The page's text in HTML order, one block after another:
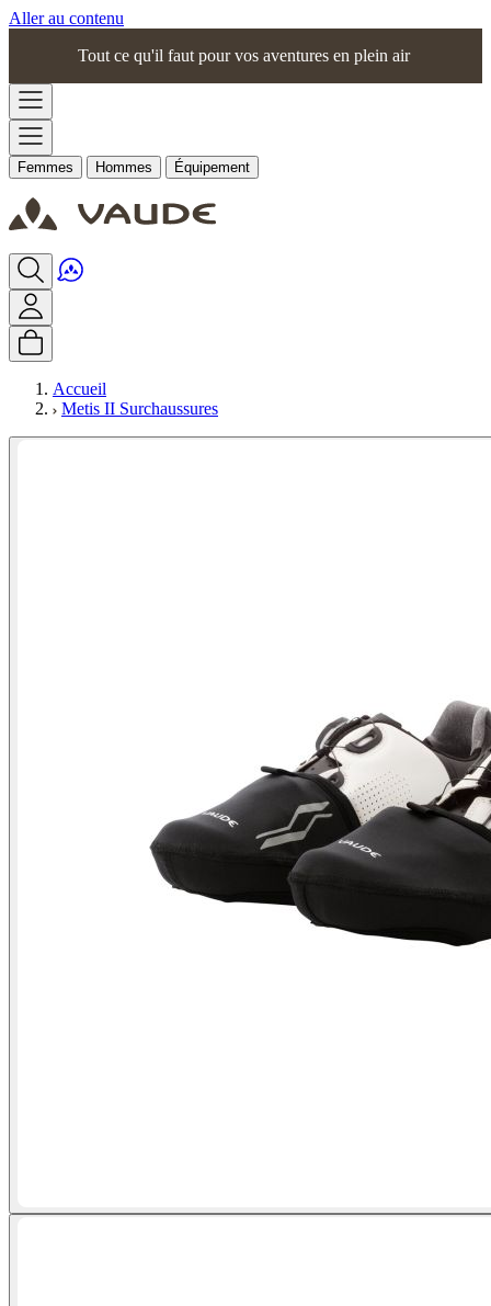
Aller au contenu
Tout ce qu'il faut pour vos aventures en plein air
Femmes Hommes Équipement
Accueil
Metis II Surchaussures